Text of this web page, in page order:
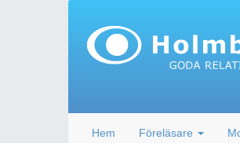
Hem Föreläsare